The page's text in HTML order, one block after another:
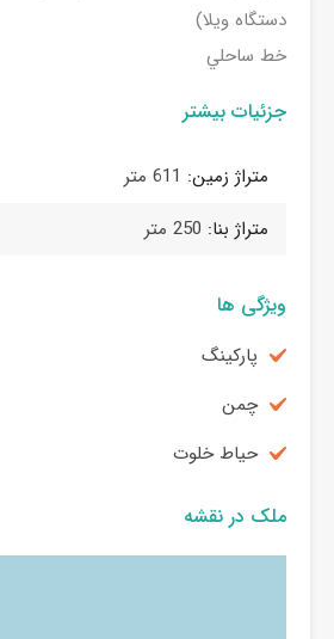
دستگاه ويلا)
خط ساحلي
جزئیات بیشتر
متراژ زمین: 611 متر
متراژ بنا: 250 متر
ویژگی ها
پاركينگ
چمن
حياط خلوت
ملک در نقشه